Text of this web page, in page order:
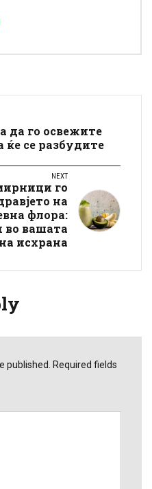
да го освежите
ќе се разбудите
NEXT
го
на
флора:
во вашата
исхрана
published. Required fields